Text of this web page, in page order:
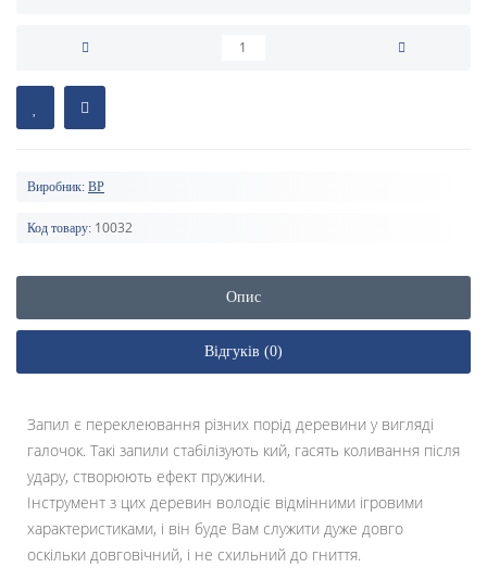
Виробник: BP
Код товару: 10032
Опис
Відгуків (0)
Запил є переклеювання різних порід деревини у вигляді
галочок. Такі запили стабілізують кий, гасять коливання після
удару, створюють ефект пружини.
Інструмент з цих деревин володіє відмінними ігровими
характеристиками, і він буде Вам служити дуже довго
оскільки довговічний, і не схильний до гниття.